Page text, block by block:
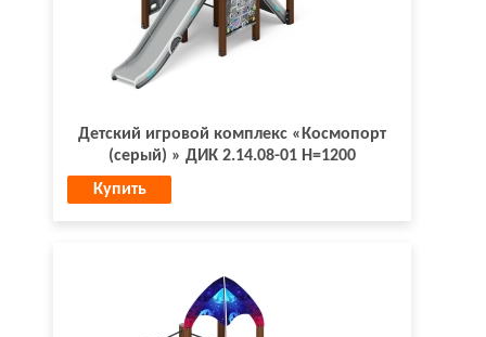
Детский игровой комплекс «Космопорт
(серый) » ДИК 2.14.08-01 Н=1200
Купить